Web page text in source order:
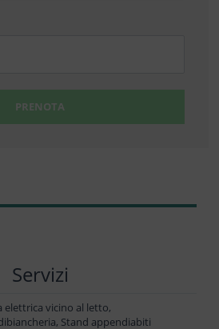
PRENOTA
Servizi
elettrica vicino al letto,
Stand appendiabiti